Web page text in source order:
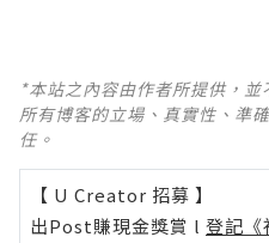
*本站之內容由作者所提供，
所有博客的立場、真實性、準
任。
【 U Creator 招募 】
出Post賺現金獎賞 l 登記《